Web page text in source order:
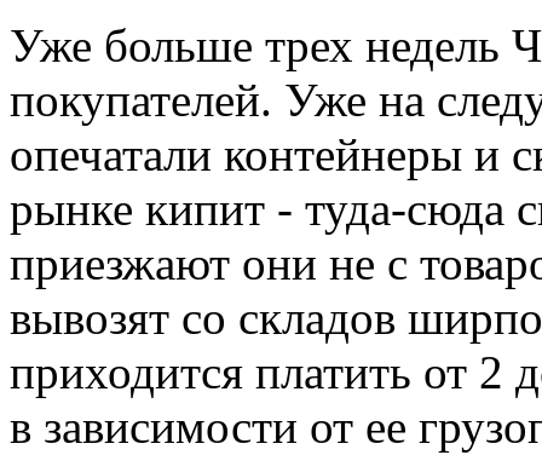
Уже больше трех недель
покупателей. Уже на
опечатали контейнеры и
рынке кипит - туда-сюда
приезжают они не с
вывозят со складов
приходится платить от 2
в зависимости от ее